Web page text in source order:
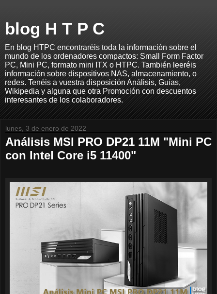
blog H T P C
En blog HTPC encontraréis toda la información sobre el
mundo de los ordenadores compactos: Small Form Factor
PC, Mini PC, formato mini ITX o HTPC. También leeréis
información sobre dispositivos NAS, almacenamiento, o
redes. Tenéis a vuestra disposición Análisis, Guías,
Wikipedia y alguna que otra Promoción con descuentos
interesantes de los colaboradores.
lunes, 3 de enero de 2022
Análisis MSI PRO DP21 11M "Mini PC
con Intel Core i5 11400"